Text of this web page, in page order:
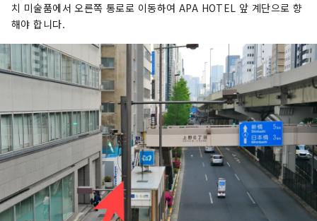
치 미술품에서 오른쪽 통로로 이동하여 APA HOTEL 앞 계단으로 향
해야 합니다.